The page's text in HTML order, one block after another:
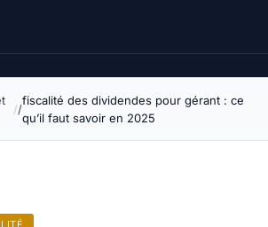
fiscalité des dividendes pour gérant : ce
qu’il faut savoir en 2025